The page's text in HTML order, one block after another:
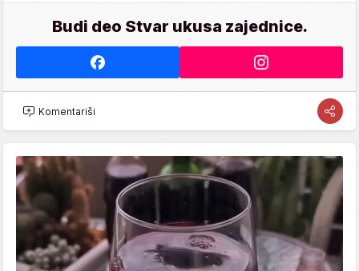
Budi deo Stvar ukusa zajednice.
Komentariši